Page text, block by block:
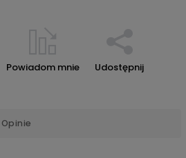
Powiadom mnie Udostępnij
Opinie